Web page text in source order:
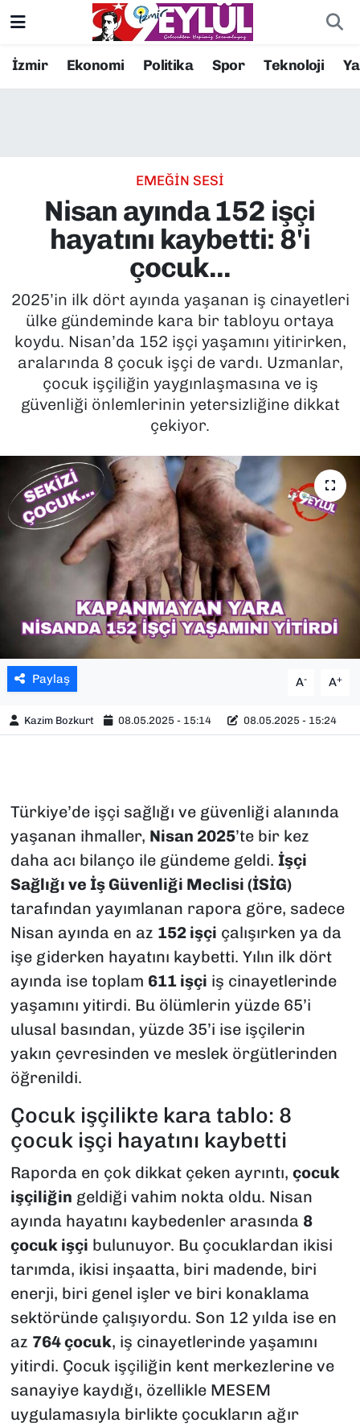
İzmir Ekonomi Politika Spor Teknoloji
EMEĞİN SESİ
Nisan ayında 152 işçi
hayatını kaybetti: 8'i
çocuk...
2025’in ilk dört ayında yaşanan iş cinayetleri
ülke gündeminde kara bir tabloyu ortaya
koydu. Nisan’da 152 işçi yaşamını yitirirken,
aralarında 8 çocuk işçi de vardı. Uzmanlar,
çocuk işçiliğin yaygınlaşmasına ve iş
güvenliği önlemlerinin yetersizliğine dikkat
çekiyor.
Paylaş A- A+
Kazim Bozkurt 08.05.2025 - 15:14 08.05.2025 - 15:24
Türkiye’de işçi sağlığı ve güvenliği alanında
yaşanan ihmaller, Nisan 2025’te bir kez
daha acı bilanço ile gündeme geldi. İşçi
Sağlığı ve İş Güvenliği Meclisi (İSİG)
tarafından yayımlanan rapora göre, sadece
Nisan ayında en az 152 işçi çalışırken ya da
işe giderken hayatını kaybetti. Yılın ilk dört
ayında ise toplam 611 işçi iş cinayetlerinde
yaşamını yitirdi. Bu ölümlerin yüzde 65’i
ulusal basından, yüzde 35’i ise işçilerin
yakın çevresinden ve meslek örgütlerinden
öğrenildi.
Çocuk işçilikte kara tablo: 8
çocuk işçi hayatını kaybetti
Raporda en çok dikkat çeken ayrıntı, çocuk
işçiliğin geldiği vahim nokta oldu. Nisan
ayında hayatını kaybedenler arasında 8
çocuk işçi bulunuyor. Bu çocuklardan ikisi
tarımda, ikisi inşaatta, biri madende, biri
enerji, biri genel işler ve biri konaklama
sektöründe çalışıyordu. Son 12 yılda ise en
az 764 çocuk, iş cinayetlerinde yaşamını
yitirdi. Çocuk işçiliğin kent merkezlerine ve
sanayiye kaydığı, özellikle MESEM
uygulamasıyla birlikte çocukların ağır
Resmi İlanlar
EKONOMİ
KÜLTÜR SANAT
MAGAZİN
POLİTİKA
SAĞLIK
TEKNOLOJİ
YAŞAM
YEREL YÖNETİMLER
Konak Nöbetçi Eczaneler
Süper Lig Puan Durumu ve Fikstür
Tüm Manşetler
Son Dakika Haberleri
Haber Arşivi